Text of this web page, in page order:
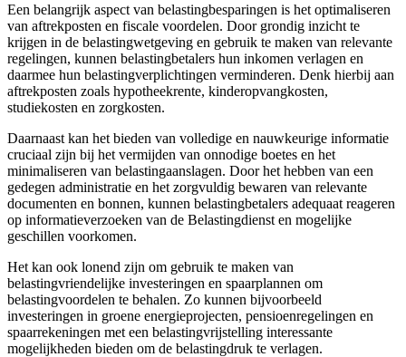
Een belangrijk aspect van belastingbesparingen is het optimaliseren
van aftrekposten en fiscale voordelen. Door grondig inzicht te
krijgen in de belastingwetgeving en gebruik te maken van relevante
regelingen, kunnen belastingbetalers hun inkomen verlagen en
daarmee hun belastingverplichtingen verminderen. Denk hierbij aan
aftrekposten zoals hypotheekrente, kinderopvangkosten,
studiekosten en zorgkosten.
Daarnaast kan het bieden van volledige en nauwkeurige informatie
cruciaal zijn bij het vermijden van onnodige boetes en het
minimaliseren van belastingaanslagen. Door het hebben van een
gedegen administratie en het zorgvuldig bewaren van relevante
documenten en bonnen, kunnen belastingbetalers adequaat reageren
op informatieverzoeken van de Belastingdienst en mogelijke
geschillen voorkomen.
Het kan ook lonend zijn om gebruik te maken van
belastingvriendelijke investeringen en spaarplannen om
belastingvoordelen te behalen. Zo kunnen bijvoorbeeld
investeringen in groene energieprojecten, pensioenregelingen en
spaarrekeningen met een belastingvrijstelling interessante
mogelijkheden bieden om de belastingdruk te verlagen.